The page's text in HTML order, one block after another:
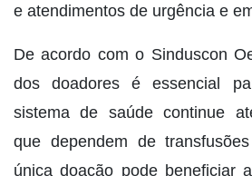
e atendimentos de urgência e
De acordo com o Sinduscon
dos doadores é essencial
sistema de saúde continue
que dependem de
única doação pode beneficiar